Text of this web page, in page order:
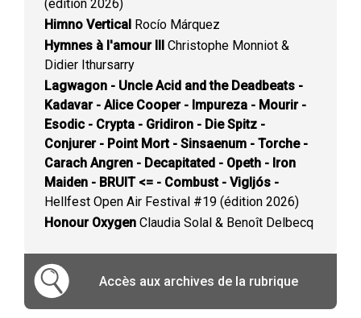
(édition 2026)
Himno Vertical Rocío Márquez
Hymnes à l'amour III Christophe Monniot &
Didier Ithursarry
Lagwagon - Uncle Acid and the Deadbeats -
Kadavar - Alice Cooper - Impureza - Mourir -
Esodic - Crypta - Gridiron - Die Spitz -
Conjurer - Point Mort - Sinsaenum - Torche -
Carach Angren - Decapitated - Opeth - Iron
Maiden - BRUIT <= - Combust - Vigljós -
Hellfest Open Air Festival #19 (édition 2026)
Honour Oxygen Claudia Solal & Benoît Delbecq
Accès aux archives de la rubrique